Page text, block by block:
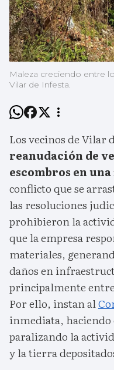
Maleza creciendo entre
Vilar de Infesta.
Los vecinos de Vilar
reanudación de
escombros en
conflicto que se
las resoluciones
prohibieron la
que la empresa
materiales,
daños en
principalmente
Por ello, instan al
inmediata,
paralizando la
y la tierra